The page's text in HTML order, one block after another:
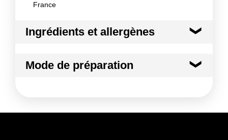
France
Ingrédients et allergènes
Pinot noir, pinot meunier, chardonnay
Mode de préparation
entre 8 et 10 degrés.